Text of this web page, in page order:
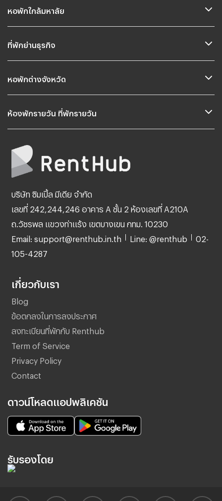
หอพักใกล้มหาลัย
ที่พักย่านธุรกิจ
หอพักต่างจังหวัด
ห้องพักรายวัน ที่พักรายวัน
บริษัท ซิมเปิ้ล มีเดีย จำกัด
เลขที่ 242,244,246 อาคาร A ชั้น 2 ห้องเลขที่ A210A
ถ.วัชรพล แขวงท่าแร้ง เขตบางเขน กทม. 10230
Email: support@renthub.in.th Line: @renthub 02-
105-4287
เกี่ยวกับเรา
Blog
ข้อตกลงในการลงประกาศ
ลงทะเบียนที่พักกับ Renthub
Term of Service
Privacy Policy
Contact
ดาวน์โหลดแอปพลิเคชัน
รับรองโดย